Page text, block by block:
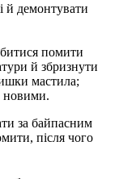
й демонтувати
помити
й збризнути
мастила;
новими.
за байпасним
після чого